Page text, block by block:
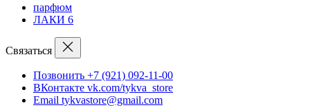
парфюм
ЛАКИ 6
Связаться
Позвонить +7 (921) 092-11-00
ВКонтакте vk.com/tykva_store
Email tykvastore@gmail.com